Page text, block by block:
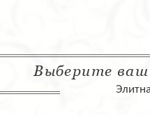
Выберите